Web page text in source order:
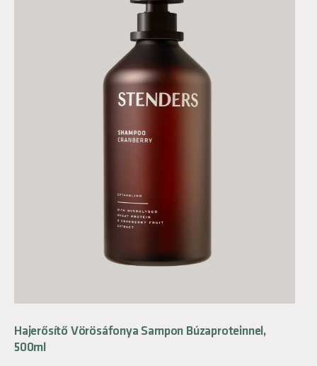
Hajerősítő Vörösáfonya Sampon Búzaproteinnel,
500ml